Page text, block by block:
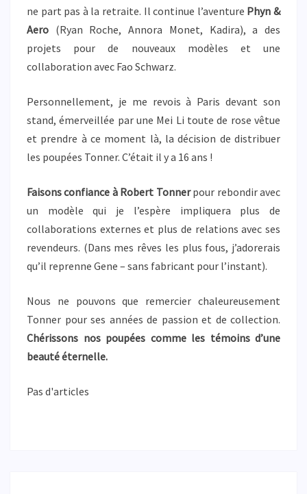
ne part pas à la retraite. Il continue l’aventure Phyn &
Aero (Ryan Roche, Annora Monet, Kadira), a des
projets pour de nouveaux modèles et une
collaboration avec Fao Schwarz.
Personnellement, je me revois à Paris devant son
stand, émerveillée par une Mei Li toute de rose vêtue
et prendre à ce moment là, la décision de distribuer
les poupées Tonner. C’était il y a 16 ans !
Faisons confiance à Robert Tonnerpour rebondir avec
un modèle qui je l’espère impliquera plus de
collaborations externes et plus de relations avec ses
revendeurs. (Dans mes rêves les plus fous, j’adorerais
qu’il reprenne Gene – sans fabricant pour l’instant).
Nous ne pouvons que remercier chaleureusement
Tonner pour ses années de passion et de collection.
Chérissons nos poupées comme les témoins d’une
beauté éternelle.
Pas d'articles